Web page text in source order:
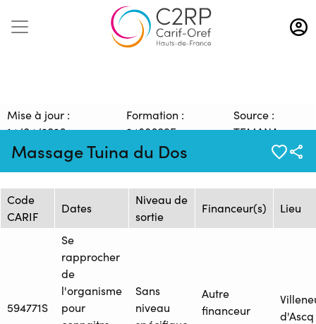
Aller
au
contenu
Massage Tuina du Dos
Mise à jour :
14/04/2026
Formation :
2488609F
Source :
TEMANA
Session de formation
Code
CARIF
Dates
Niveau de
sortie
Financeur(s) Lieu
594771S
Se
rapprocher
de
l'organisme
pour
Sans
niveau
Autre
financeur